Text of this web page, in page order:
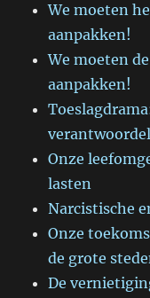
We moeten
aanpakken!
We moeten
aanpakken!
Onze
lasten
Narcistische
Onze
de grote
De